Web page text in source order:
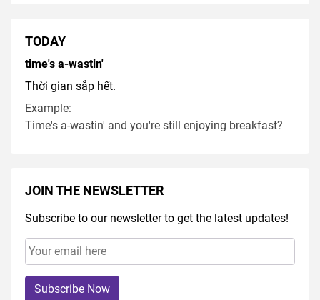
TODAY
time's a-wastin'
Thời gian sắp hết.
Example:
Time's a-wastin' and you're still enjoying breakfast?
JOIN THE NEWSLETTER
Subscribe to our newsletter to get the latest updates!
Subscribe Now